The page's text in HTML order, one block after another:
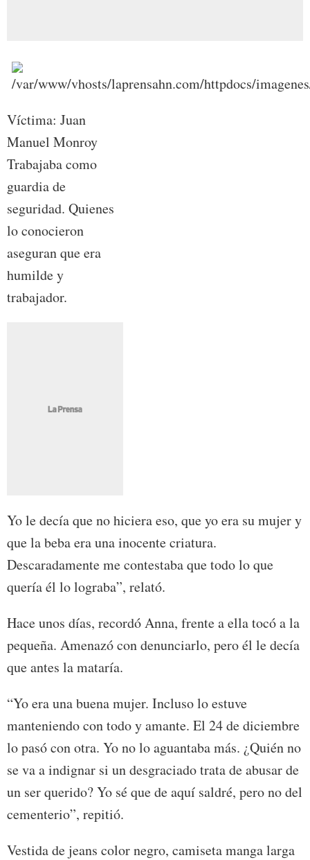
Víctima: Juan
Manuel Monroy
Trabajaba como
guardia de
seguridad. Quienes
lo conocieron
aseguran que era
humilde y
trabajador.
Yo le decía que no hiciera eso, que yo era su mujer y
que la beba era una inocente criatura.
Descaradamente me contestaba que todo lo que
quería él lo lograba”, relató.
Hace unos días, recordó Anna, frente a ella tocó a la
pequeña. Amenazó con denunciarlo, pero él le decía
que antes la mataría.
“Yo era una buena mujer. Incluso lo estuve
manteniendo con todo y amante. El 24 de diciembre
lo pasó con otra. Yo no lo aguantaba más. ¿Quién no
se va a indignar si un desgraciado trata de abusar de
un ser querido? Yo sé que de aquí saldré, pero no del
cementerio”, repitió.
Vestida de jeans color negro, camiseta manga larga